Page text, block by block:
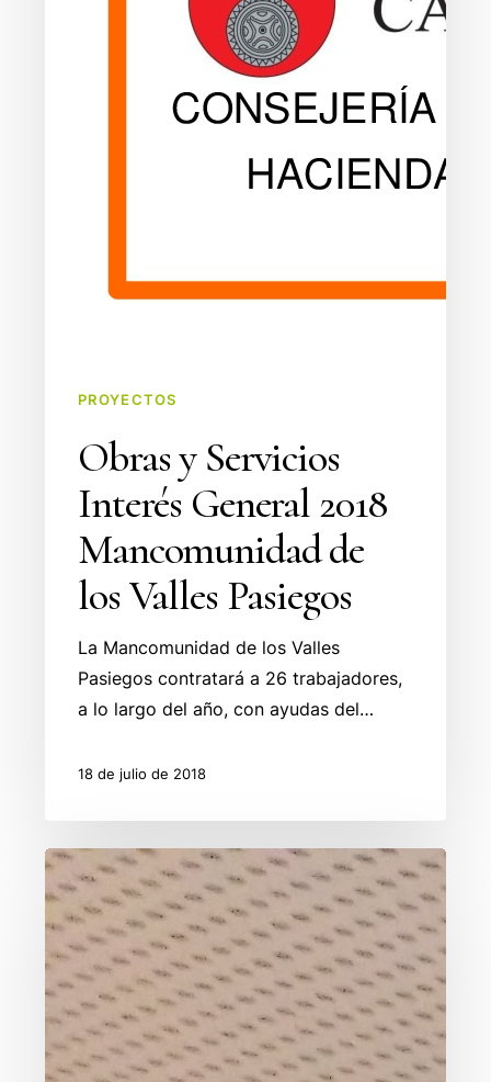
PROYECTOS
Obras y Servicios
Interés General 2018
Mancomunidad de
los Valles Pasiegos
La Mancomunidad de los Valles
Pasiegos contratará a 26 trabajadores,
a lo largo del año, con ayudas del…
18 de julio de 2018
La
Agencia
de
Desarrollo
Comarcal
pone
en
marcha